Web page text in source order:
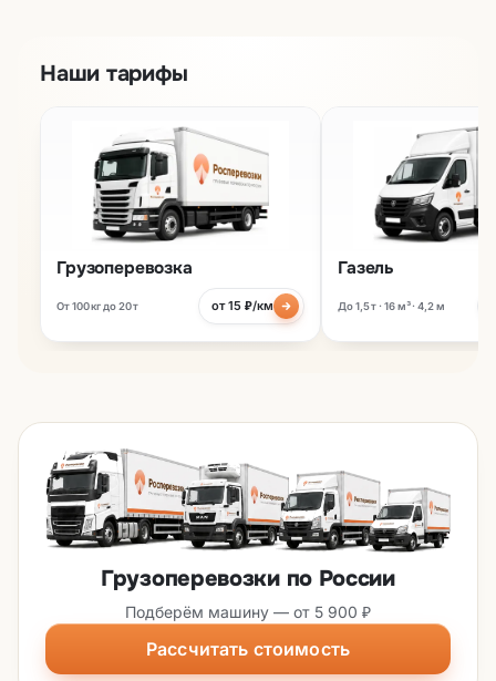
Наши тарифы
Грузоперевозка
От 100 кг до 20 т от 15 ₽/км
Газель
До 1,5 т · 16 м³ · 4,2 м
Грузоперевозки по России
Подберём машину — от 5 900 ₽
Рассчитать стоимость